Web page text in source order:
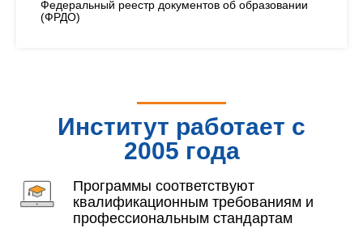
Федеральный реестр документов об образовании
(ФРДО)
Институт работает с
2005 года
Программы соответствуют
квалификационным требованиям и
профессиональным стандартам